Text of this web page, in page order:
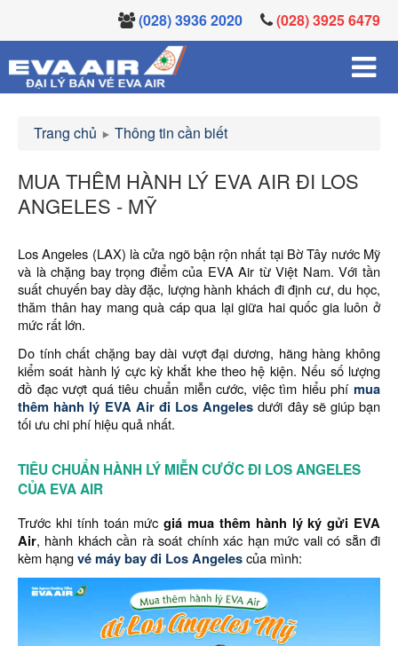
(028) 3936 2020 (028) 3925 6479
Trang chủ Thông tin cần biết
MUA THÊM HÀNH LÝ EVA AIR ĐI LOS
ANGELES - MỸ
Los Angeles (LAX) là cửa ngõ bận rộn nhất tại Bờ Tây nước Mỹ
và là chặng bay trọng điểm của EVA Air từ Việt Nam. Với tần
suất chuyến bay dày đặc, lượng hành khách đi định cư, du học,
thăm thân hay mang quà cáp qua lại giữa hai quốc gia luôn ở
mức rất lớn.
Do tính chất chặng bay dài vượt đại dương, hãng hàng không
kiểm soát hành lý cực kỳ khắt khe theo hệ kiện. Nếu số lượng
đồ đạc vượt quá tiêu chuẩn miễn cước, việc tìm hiểu phí mua
thêm hành lý EVA Air đi Los Angeles dưới đây sẽ giúp bạn
tối ưu chi phí hiệu quả nhất.
TIÊU CHUẨN HÀNH LÝ MIỄN CƯỚC ĐI LOS ANGELES
CỦA EVA AIR
Trước khi tính toán mức giá mua thêm hành lý ký gửi EVA
Air, hành khách cần rà soát chính xác hạn mức vali có sẵn đi
kèm hạngvé máy bay đi Los Angelescủa mình: